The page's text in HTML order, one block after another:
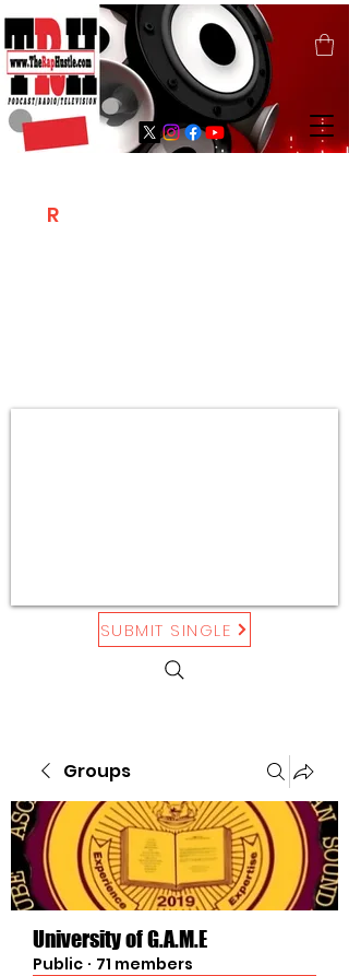
RH
SUBMIT SINGLE
Groups
University of G.A.M.E
Public · 71 members